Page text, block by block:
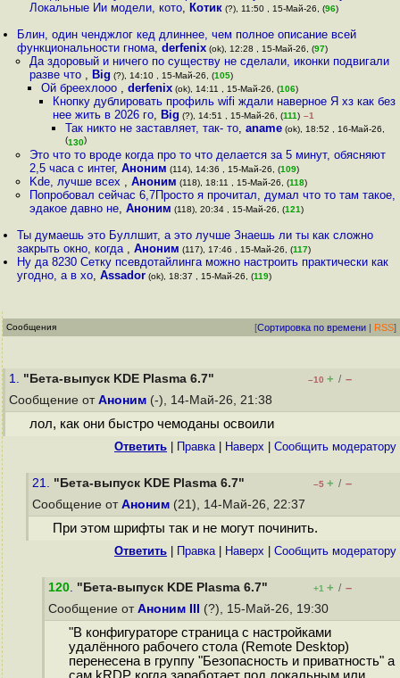
Локальные Ии модели, кото, Котик(?), 11:50 , 15-Май-26, (96)
Блин, один ченджлог кед длиннее, чем полное описание всей
функциональности гнома,derfenix (ok), 12:28 , 15-Май-26, (97)
Да здоровый и ничего по существу не сделали, иконки подвигали
разве что , Big (?), 14:10 , 15-Май-26, (105)
Ой бреехлооо , derfenix(ok), 14:11 , 15-Май-26, (106)
Кнопку дублировать профиль wifi ждали наверное Я хз как без
нее жить в 2026 го, Big (?), 14:51 , 15-Май-26, (111) –1
Так никто не заставляет, так- то, aname(ok), 18:52 , 16-Май-26,
(130)
Это что то вроде когда про то что делается за 5 минут, обясняют
2,5 часа с интег, Аноним (114), 14:36 , 15-Май-26, (109)
Kde, лучше всех , Аноним (118), 18:11 , 15-Май-26, (118)
Попробовал сейчас 6,7Просто я прочитал, думал что то там такое,
эдакое давно не, Аноним (118), 20:34 , 15-Май-26, (121)
Ты думаешь это Буллшит, а это лучше Знаешь ли ты как сложно
закрыть окно, когда ,Аноним (117), 17:46 , 15-Май-26, (117)
Ну да 8230 Сетку псевдотайлинга можно настроить практически как
угодно, а в хо,Assador (ok), 18:37 , 15-Май-26, (119)
Сообщения [Сортировка по времени | RSS]
1. "Бета-выпуск KDE Plasma 6.7" –10 + / –
Сообщение от Аноним (-), 14-Май-26, 21:38
лол, как они быстро чемоданы освоили
Ответить Правка| Наверх Cообщить модератору
21. "Бета-выпуск KDE Plasma 6.7" –5 + / –
Сообщение от Аноним (21), 14-Май-26, 22:37
При этом шрифты так и не могут починить.
Ответить Правка| Наверх Cообщить модератору
120. "Бета-выпуск KDE Plasma 6.7" +1 + / –
Сообщение от Аноним III (?), 15-Май-26, 19:30
"В конфигураторе страница с настройками
удалённого рабочего стола (Remote Desktop)
перенесена в группу "Безопасность и приватность" а